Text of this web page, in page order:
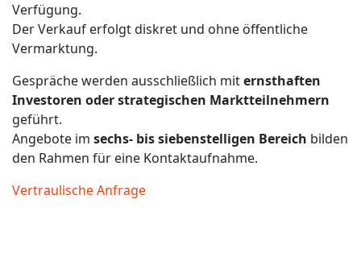
Verfügung.
Der Verkauf erfolgt diskret und ohne öffentliche
Vermarktung.
Gespräche werden ausschließlich miternsthaften
Investoren oder strategischen Marktteilnehmern
geführt.
Angebote im sechs- bis siebenstelligen Bereich bilden
den Rahmen für eine Kontaktaufnahme.
Vertraulische Anfrage